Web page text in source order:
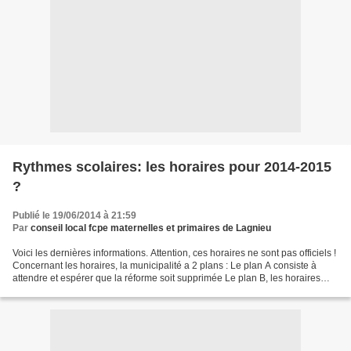
Rythmes scolaires: les horaires pour 2014-2015
?
Publié le 19/06/2014 à 21:59
Par conseil local fcpe maternelles et primaires de Lagnieu
Voici les dernières informations. Attention, ces horaires ne sont pas officiels !
Concernant les horaires, la municipalité a 2 plans : Le plan A consiste à
attendre et espérer que la réforme soit supprimée Le plan B, les horaires